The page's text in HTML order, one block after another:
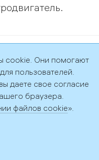
данных
обороны, д. 51, лит.
cookie. Они помогают
пользователей.
даете свое согласие
браузера.
файлов cookie».